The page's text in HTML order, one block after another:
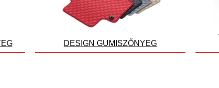
DESIGN GUMISZŐNYEG